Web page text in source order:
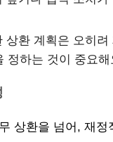
상환 계획은 오히
정하는 것이 중요해
상환을 넘어, 재